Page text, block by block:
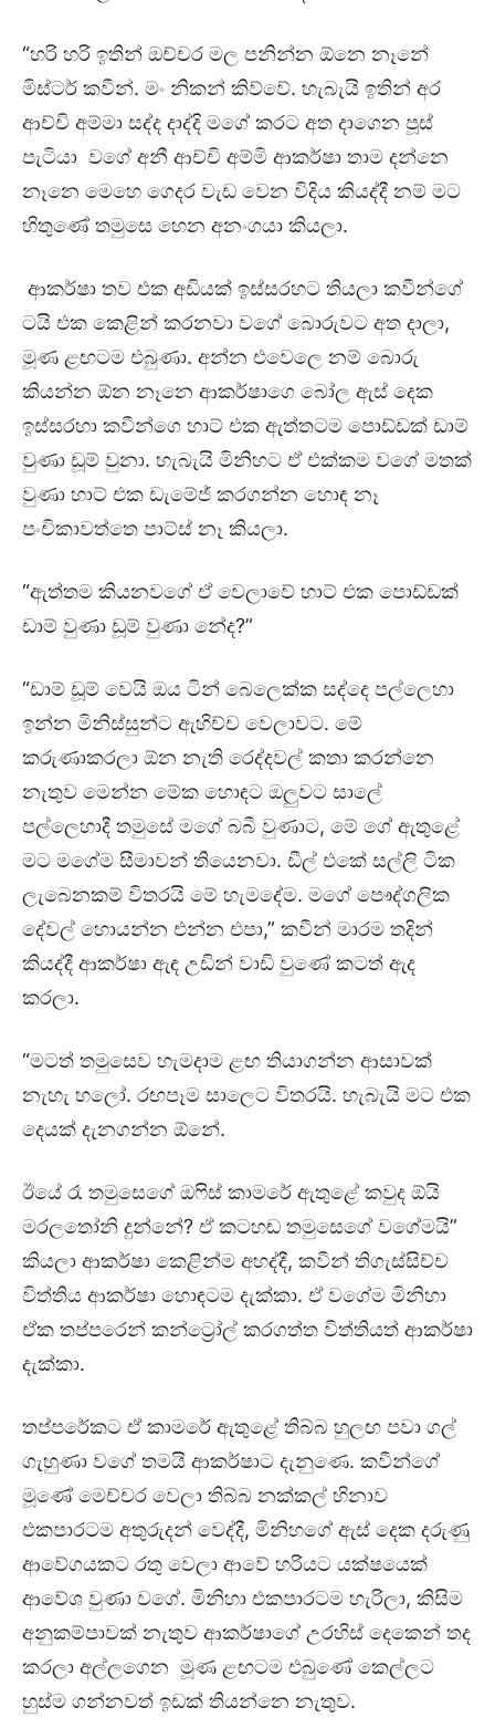
“හරි හරි ඉතින් ඔච්චර මල පනින්න ඕනෙ නෑනේ
මිස්ටර් කවීන්. මං නිකන් කිව්වේ. හැබැයි ඉතින් අර
ආච්චි අම්මා සද්ද දාද්දි මගේ කරට අත දාගෙන පූස්
පැටියා වගේ අනී ආච්චි අම්මි ආකර්ෂා තාම දන්නෙ
නෑනෙ මෙහෙ ගෙදර වැඩ වෙන විදිය කියද්දී නම් මට
හිතුණේ තමුසෙ හෙන අනංගයා කියලා.
ආකර්ෂා තව එක අඩියක් ඉස්සරහට තියලා කවීන්ගේ
ටයි එක කෙළින් කරනවා වගේ බොරුවට අත දාලා,
මූණ ළඟටම එබුණා. අන්න එවෙලෙ නම් බොරු
කියන්න ඕන නෑනෙ ආකර්ෂාගෙ බෝල ඇස් දෙක
ඉස්සරහා කවීන්ගෙ හාට් එක ඇත්තටම පොඩ්ඩක් ඩාම්
වුණා ඩූම් වුනා. හැබැයි මිනිහට ඒ එක්කම වගේ මතක්
වුණා හාට් එක ඩැමේජ් කරගන්න හොඳ නෑ
පංචිකාවත්තෙ පාට්ස් නෑ කියලා.
“ඇත්තම කියනවගේ ඒ වෙලාවේ හාට් එක පොඩ්ඩක්
ඩාම් වුණා ඩූම් වුණා නේද?”
“ඩාම් ඩූම් වෙයි ඔය ටින් බෙලෙක්ක සද්දෙ පල්ලෙහා
ඉන්න මිනිස්සුන්ට ඇහිච්ච වෙලාවට. මේ
කරුණාකරලා ඕන නැති රෙද්දවල් කතා කරන්නෙ
නැතුව මෙන්න මේක හොඳට ඔලුවට සාලේ
පල්ලෙහාදී තමුසේ මගේ බබී වුණාට, මේ ගේ ඇතුළේ
මට මගේම සීමාවන් තියෙනවා. ඩීල් එකේ සල්ලි ටික
ලැබෙනකම් විතරයි මේ හැමදේම. මගේ පෞද්ගලික
දේවල් හොයන්න එන්න එපා,” කවීන් මාරම තදින්
කියද්දී ආකර්ෂා ඇඳ උඩින් වාඩි වුණේ කටත් ඇද
කරලා.
“මටත් තමුසෙව හැමදාම ළඟ තියාගන්න ආසාවක්
නැහැ හලෝ. රඟපෑම සාලෙට විතරයි. හැබැයි මට එක
දෙයක් දැනගන්න ඕනේ.
ඊයේ රෑ තමුසෙගේ ඔෆිස් කාමරේ ඇතුළේ කවුද ඕයි
මරලතෝනි දුන්නේ? ඒ කටහඬ තමුසෙගේ වගේමයි”
කියලා ආකර්ෂා කෙළින්ම අහද්දී, කවීන් තිගැස්සිච්ච
විත්තිය ආකර්ෂා හොඳටම දැක්කා. ඒ වගේම මිනිහා
ඒක තප්පරෙන් කන්ට්‍රෝල් කරගත්ත විත්තියත් ආකර්ෂා
දැක්කා.
තප්පරේකට ඒ කාමරේ ඇතුළේ තිබ්බ හුලඟ පවා ගල්
ගැහුණා වගේ තමයි ආකර්ෂාට දැනුණෙ. කවීන්ගේ
මූණේ මෙච්චර වෙලා තිබ්බ නක්කල් හිනාව
එකපාරටම අතුරුදන් වෙද්දී, මිනිහගේ ඇස් දෙක දරුණු
ආවේගයකට රතු වෙලා ආවේ හරියට යක්ෂයෙක්
ආවේශ වුණා වගේ. මිනිහා එකපාරටම හැරිලා, කිසිම
අනුකම්පාවක් නැතුව ආකර්ෂාගේ උරහිස් දෙකෙන් තද
කරලා අල්ලගෙන මූණ ළඟටම එබුණේ කෙල්ලට
හුස්ම ගන්නවත් ඉඩක් තියන්නෙ නැතුව.